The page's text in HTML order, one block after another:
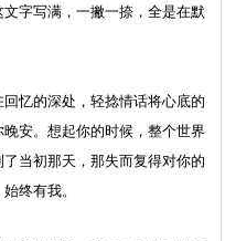
字写满，一撇一捺，全是在默
忆的深处，轻捻情话将心底的
安。想起你的时候，整个世界
当初那天，那失而复得对你的
终有我。